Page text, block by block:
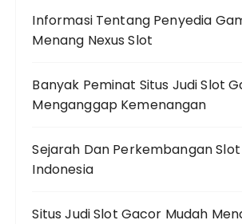
Informasi Tentang Penyedia
Menang Nexus Slot
Banyak Peminat Situs Judi Slot
Menganggap Kemenangan
Sejarah Dan Perkembangan
Indonesia
Situs Judi Slot Gacor Mudah